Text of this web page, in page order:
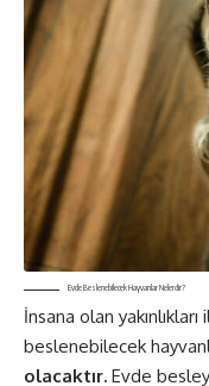
Evde Beslenebilecek Hayvanlar Nelerdir?
İnsana olan
beslenebilecek
olacaktır. Evde